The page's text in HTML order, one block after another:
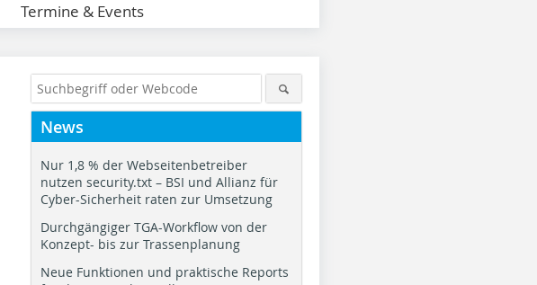
Termine & Events
News
Nur 1,8 % der Webseitenbetreiber
nutzen security.txt – BSI und Allianz für
Cyber-Sicherheit raten zur Umsetzung
Durchgängiger TGA-Workflow von der
Konzept- bis zur Trassenplanung
Neue Funktionen und praktische Reports